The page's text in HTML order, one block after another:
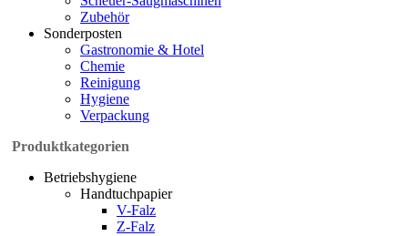
Zubehör
Sonderposten
Gastronomie & Hotel
Chemie
Reinigung
Hygiene
Verpackung
Produktkategorien
Betriebshygiene
Handtuchpapier
V-Falz
Z-Falz